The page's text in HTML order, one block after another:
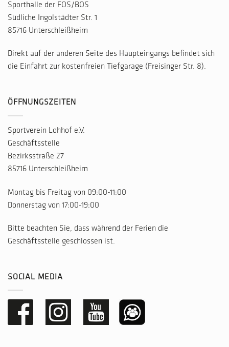
Sporthalle der FOS/BOS
Südliche Ingolstädter Str. 1
85716 Unterschleißheim
Direkt auf der anderen Seite des Haupteingangs befindet sich
die Einfahrt zur kostenfreien Tiefgarage (Freisinger Str. 8).
ÖFFNUNGSZEITEN
Sportverein Lohhof e.V.
Geschäftsstelle
Bezirksstraße 27
85716 Unterschleißheim
Montag bis Freitag von 09:00-11:00
Donnerstag von 17:00-19:00
Bitte beachten Sie, dass während der Ferien die
Geschäftsstelle geschlossen ist.
SOCIAL MEDIA